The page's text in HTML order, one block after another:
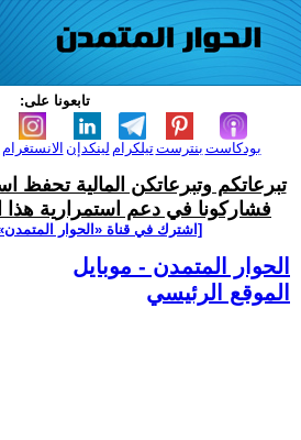
تابعونا على:
الانستغرام لينكدإن تيلكرامبنترست بودكاست
تبرعاتكم وتبرعاتكن المالية تحفظ
فشاركونا في دعم استمرارية هذا
[اشترك في قناة ‫«الحوار
الحوار المتمدن - موبايل
الموقع الرئيسي